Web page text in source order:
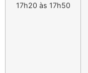
17h20 às 17h50